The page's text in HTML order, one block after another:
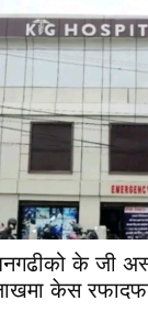
के जी
केस